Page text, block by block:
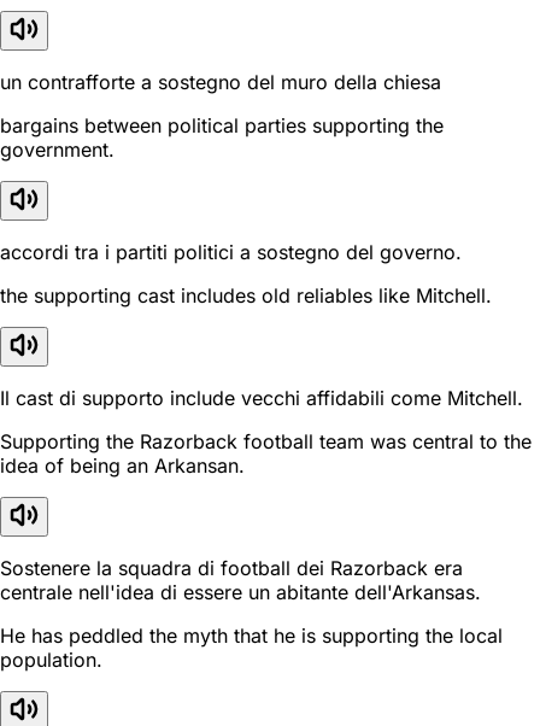
un contrafforte a sostegno del muro della chiesa
bargains between political parties supporting the
government.
accordi tra i partiti politici a sostegno del governo.
the supporting cast includes old reliables like Mitchell.
Il cast di supporto include vecchi affidabili come Mitchell.
Supporting the Razorback football team was central to the
idea of being an Arkansan.
Sostenere la squadra di football dei Razorback era
centrale nell'idea di essere un abitante dell'Arkansas.
He has peddled the myth that he is supporting the local
population.